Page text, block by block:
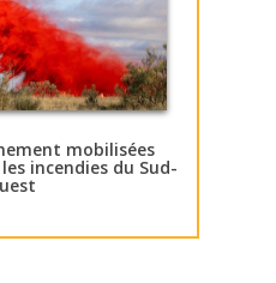
mobilisées
incendies du Sud-